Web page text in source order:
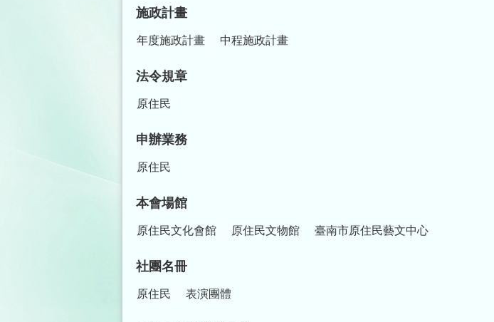
施政計畫
年度施政計畫 中程施政計畫
法令規章
原住民
申辦業務
原住民
本會場館
原住民文化會館 原住民文物館 臺南市原住民藝文中心
社團名冊
原住民 表演團體